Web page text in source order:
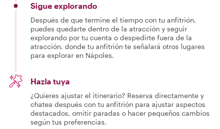
Sigue explorando
Después de que termine el tiempo con tu anfitrión,
puedes quedarte dentro de la atracción y seguir
explorando por tu cuenta o despedirte fuera de la
atracción, donde tu anfitrión te señalará otros lugares
para explorar en Nápoles.
Hazla tuya
¿Quieres ajustar el itinerario? Reserva directamente y
chatea después con tu anfitrión para ajustar aspectos
destacados, omitir paradas o hacer pequeños cambios
según tus preferencias.